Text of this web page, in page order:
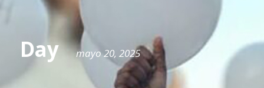
Day mayo 20, 2025